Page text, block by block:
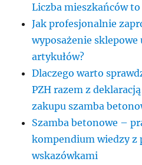
Liczba mieszkańców
Jak profesjonalnie
wyposażenie sklepowe
artykułów?
Dlaczego warto
PZH razem z
zakupu szamba
Szamba betonowe –
kompendium wiedzy z
wskazówkami